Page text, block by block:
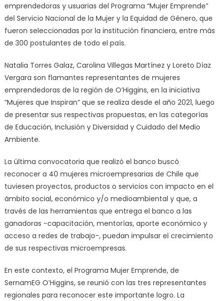
emprendedoras y usuarias del Programa “Mujer Emprende”
del Servicio Nacional de la Mujer y la Equidad de Género, que
fueron seleccionadas por la institución financiera, entre más
de 300 postulantes de todo el país.
Natalia Torres Galaz, Carolina Villegas Martínez y Loreto Díaz
Vergara son flamantes representantes de mujeres
emprendedoras de la región de O’Higgins, en la iniciativa
“Mujeres que Inspiran” que se realiza desde el año 2021, luego
de presentar sus respectivas propuestas, en las categorías
de Educación, Inclusión y Diversidad y Cuidado del Medio
Ambiente.
La última convocatoria que realizó el banco buscó
reconocer a 40 mujeres microempresarias de Chile que
tuviesen proyectos, productos o servicios con impacto en el
ámbito social, económico y/o medioambiental y que, a
través de las herramientas que entrega el banco a las
ganadoras -capacitación, mentorías, aporte económico y
acceso a redes de trabajo-, puedan impulsar el crecimiento
de sus respectivas microempresas.
En este contexto, el Programa Mujer Emprende, de
SernamEG O’Higgins, se reunió con las tres representantes
regionales para reconocer este importante logro. La